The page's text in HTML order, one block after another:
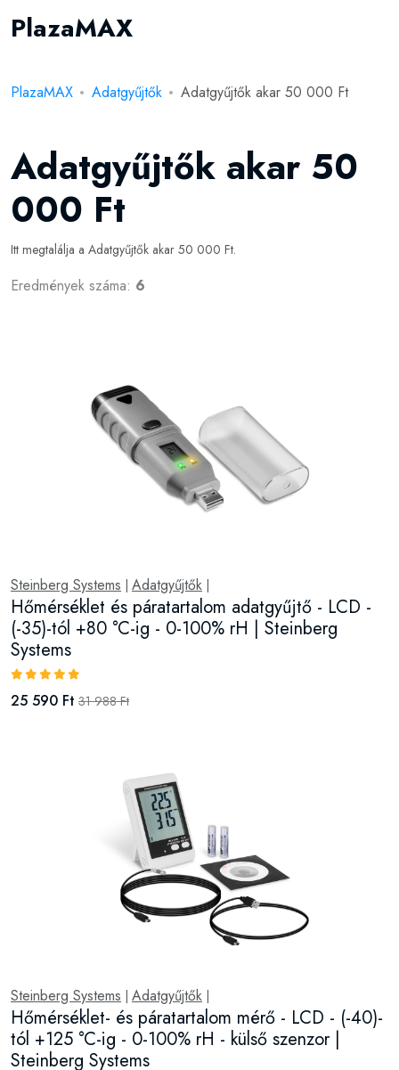
PlazaMAX
PlazaMAX Adatgyűjtők Adatgyűjtők akar 50 000 Ft
Adatgyűjtők akar 50
000 Ft
Itt megtalálja a Adatgyűjtők akar 50 000 Ft.
Eredmények száma: 6
Steinberg Systems Adatgyűjtők
Hőmérséklet és páratartalom adatgyűjtő - LCD -
(-35)-tól +80 °C-ig - 0-100% rH | Steinberg
Systems
25 590 Ft 31 988 Ft
Steinberg Systems Adatgyűjtők
Hőmérséklet- és páratartalom mérő - LCD - (-40)-
tól +125 °C-ig - 0-100% rH - külső szenzor |
Steinberg Systems